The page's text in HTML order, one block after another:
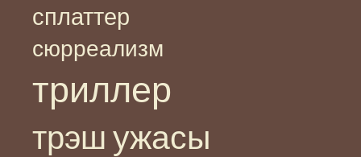
сплаттер
сюрреализм
триллер
трэш ужасы